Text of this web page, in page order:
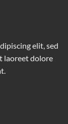
elit, sed
laoreet dolore